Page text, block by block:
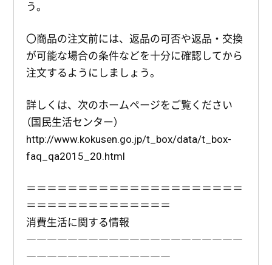
う。
〇商品の注文前には、返品の可否や返品・交換
が可能な場合の条件などを十分に確認してから
注文するようにしましょう。
詳しくは、次のホームページをご覧ください
（国民生活センター）
http://www.kokusen.go.jp/t_box/data/t_box-
faq_qa2015_20.html
＝＝＝＝＝＝＝＝＝＝＝＝＝＝＝＝＝＝＝＝＝
＝＝＝＝＝＝＝＝＝＝＝＝＝＝
消費生活に関する情報
―――――――――――――――――――――
――――――――――――――